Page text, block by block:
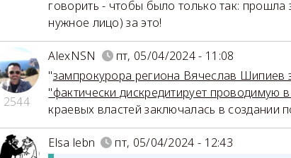
говорить - чтобы было только так: прошла
нужное лицо) за это!
2544
AlexNSN
пт, 05/04/2024 - 11:08
"зампрокурора региона Вячеслав Шипиев
"фактически дискредитирует проводимую
краевых властей заключалась в создании
Elsa lebn пт, 05/04/2024 - 12:43